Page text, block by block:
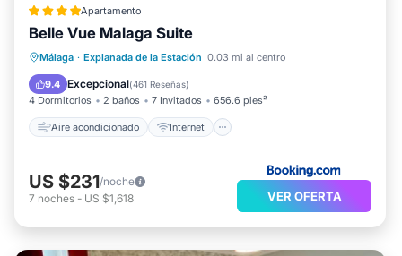
Apartamento
Belle Vue Malaga Suite
Málaga · Explanada de la Estación 0.03 mi al centro
9.4 Excepcional(461 Reseñas)
4 Dormitorios 2 baños 7 Invitados 656.6 pies²
Aire acondicionado Internet
Aire acondicionado
Internet
Apto para niños
US $231/noche
7 noches - US $1,618 VER OFERTA